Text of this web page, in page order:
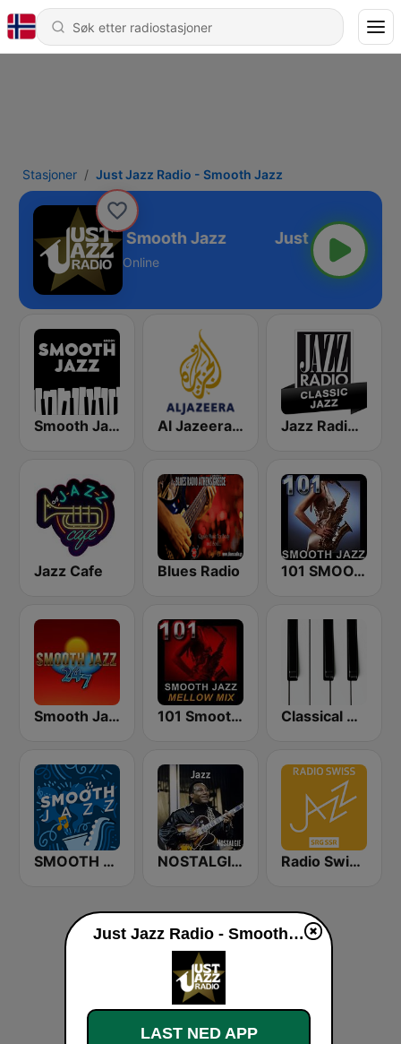
Stasjoner Just Jazz Radio - Smooth Jazz
Jazz Radio - Smooth Jazz
Online
Smooth Jazz - Groov Al Jazeera English (قناة الجزيرة) Jazz Radio Classic Jazz
Jazz Cafe Blues Radio 101 SMOOTH JAZZ
Smooth Jazz 247 101 Smooth Jazz Mellow Mix Classical Horizon Radio (International)
SMOOTH JAZZ NOSTALGIE JAZZ Radio Swiss Jazz
Just Jazz Radio - Smooth Jazz direkte
LAST NED APP